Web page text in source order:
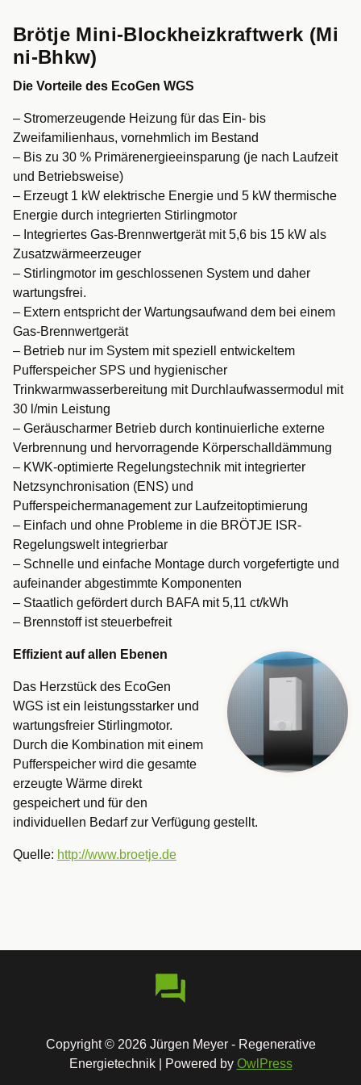
Brötje Mini-Blockheizkraftwerk (Mi
Ni-Bhkw)
Die Vorteile des EcoGen WGS
– Stromerzeugende Heizung für das Ein- bis
Zweifamilienhaus, vornehmlich im Bestand
– Bis zu 30 % Primärenergieeinsparung (je nach Laufzeit
und Betriebsweise)
– Erzeugt 1 kW elektrische Energie und 5 kW thermische
Energie durch integrierten Stirlingmotor
– Integriertes Gas-Brennwertgerät mit 5,6 bis 15 kW als
Zusatzwärmeerzeuger
– Stirlingmotor im geschlossenen System und daher
wartungsfrei.
– Extern entspricht der Wartungsaufwand dem bei einem
Gas-Brennwertgerät
– Betrieb nur im System mit speziell entwickeltem
Pufferspeicher SPS und hygienischer
Trinkwarmwasserbereitung mit Durchlaufwassermodul mit
30 l/min Leistung
– Geräuscharmer Betrieb durch kontinuierliche externe
Verbrennung und hervorragende Körperschalldämmung
– KWK-optimierte Regelungstechnik mit integrierter
Netzsynchronisation (ENS) und
Pufferspeichermanagement zur Laufzeitoptimierung
– Einfach und ohne Probleme in die BRÖTJE ISR-
Regelungswelt integrierbar
– Schnelle und einfache Montage durch vorgefertigte und
aufeinander abgestimmte Komponenten
– Staatlich gefördert durch BAFA mit 5,11 ct/kWh
– Brennstoff ist steuerbefreit
Effizient auf allen Ebenen
Das Herzstück des EcoGen
WGS ist ein leistungsstarker und
wartungsfreier Stirlingmotor.
Durch die Kombination mit einem
Pufferspeicher wird die gesamte
erzeugte Wärme direkt
gespeichert und für den
individuellen Bedarf zur Verfügung gestellt.
Quelle: http://www.broetje.de
Copyright © 2026 Jürgen Meyer - Regenerative
Energietechnik | Powered by OwlPress